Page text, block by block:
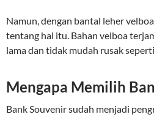
Namun, dengan bantal leher
tentang hal itu. Bahan velboa
lama dan tidak mudah rusak
Mengapa Memilih
Bank Souvenir sudah menjadi